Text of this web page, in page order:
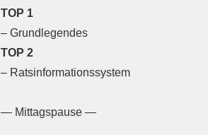
TOP 1
– Grundlegendes
TOP 2
– Ratsinformationssystem
— Mittagspause —